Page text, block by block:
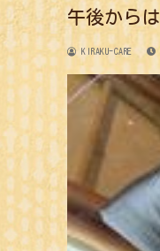
午後からは
KIRAKU-CARE